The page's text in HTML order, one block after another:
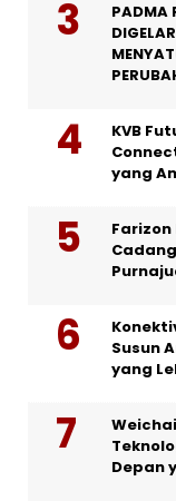
PADMA
KVB
yang
Susun
yang
Depan